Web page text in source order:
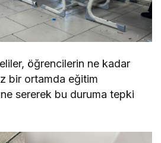
öğrencilerin ne kadar
bir ortamda eğitim
sererek bu duruma tepki